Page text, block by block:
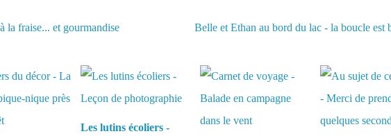
la fraise... et gourmandise Belle et Ethan au bord du lac - la boucle est
Les lutins écoliers -